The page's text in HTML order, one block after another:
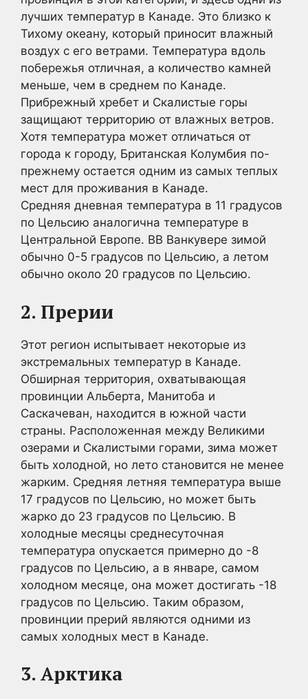
лучших температур в Канаде. Это близко к
Тихому океану, который приносит влажный
воздух с его ветрами. Температура вдоль
побережья отличная, а количество камней
меньше, чем в среднем по Канаде.
Прибрежный хребет и Скалистые горы
защищают территорию от влажных ветров.
Хотя температура может отличаться от
города к городу, Британская Колумбия по-
прежнему остается одним из самых теплых
мест для проживания в Канаде.
Средняя дневная температура в 11 градусов
по Цельсию аналогична температуре в
Центральной Европе. ВВ Ванкувере зимой
обычно 0-5 градусов по Цельсию, а летом
обычно около 20 градусов по Цельсию.
2. Прерии
Этот регион испытывает некоторые из
экстремальных температур в Канаде.
Обширная территория, охватывающая
провинции Альберта, Манитоба и
Саскачеван, находится в южной части
страны. Расположенная между Великими
озерами и Скалистыми горами, зима может
быть холодной, но лето становится не менее
жарким. Средняя летняя температура выше
17 градусов по Цельсию, но может быть
жарко до 23 градусов по Цельсию. В
холодные месяцы среднесуточная
температура опускается примерно до -8
градусов по Цельсию, а в январе, самом
холодном месяце, она может достигать -18
градусов по Цельсию. Таким образом,
провинции прерий являются одними из
самых холодных мест в Канаде.
3. Арктика